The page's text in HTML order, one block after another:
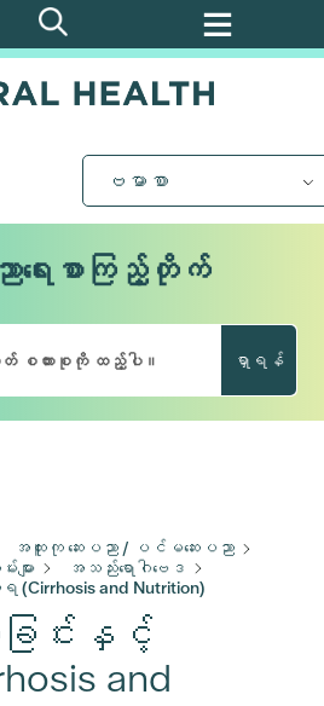
ဗမာစာ
ရေးစာကြည့်တိုက်
ရှာရန်
အထူးကု ဆေးပညာ / ပင်မဆေးပညာ
ျား
အသည်းရောဂါဗေဒ
(Cirrhosis and Nutrition)
ခြင်းနှင့်
and